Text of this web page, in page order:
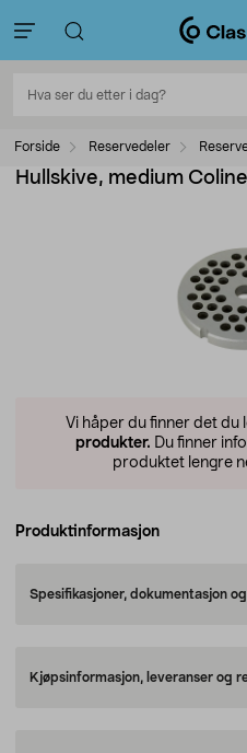
Forside Reservedeler
Hullskive, medium Coline
Vi håper du finner det du
produkter. Du finner
produktet lengre
Produktinformasjon
Spesifikasjoner, dokumentasjon
Kjøpsinformasjon, leveranser og